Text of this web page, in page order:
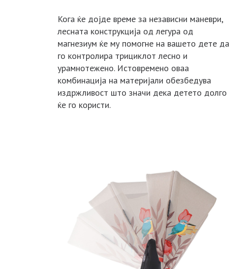
Кога ќе дојде време за независни маневри,
лесната конструкција од легура од
магнезиум ќе му помогне на вашето дете да
го контролира трициклот лесно и
урамнотежено. Истовремено оваа
комбинација на материјали обезбедува
издржливост што значи дека детето долго
ќе го користи.